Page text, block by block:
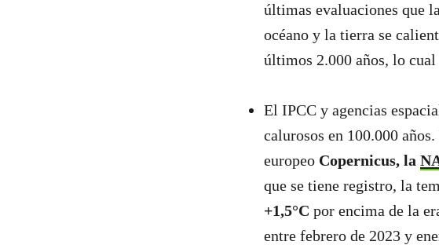
últimas evaluaciones que
océano y la tierra se
últimos 2.000 años, lo
El IPCC y agencias
calurosos en 100.000
europeo Copernicus, la
que se tiene registro, la
+1,5°C por encima de la
entre febrero de 2023 y